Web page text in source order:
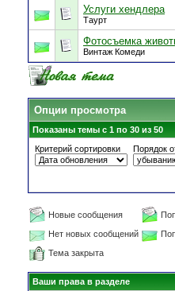
Услуги хендлера
Таурт
Фотосъемка
Винтаж Комеди
Опции просмотра
Показаны темы с 1 по 30 из 50
Критерий сортировки
Порядок
Новые сообщения
Нет новых сообщений
Тема закрыта
Ваши права в разделе